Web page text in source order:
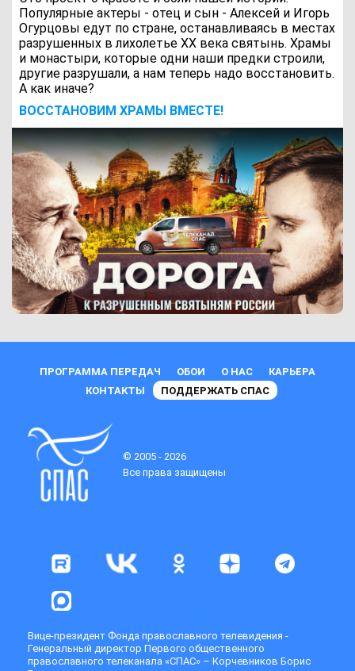
Популярные актеры - отец и сын - Алексей и Игорь
Огурцовы едут по стране, останавливаясь в местах
разрушенных в лихолетье ХХ века святынь. Храмы
и монастыри, которые одни наши предки строили,
другие разрушали, а нам теперь надо восстановить.
А как иначе?
ВОCСТАНОВИМ ХРАМЫ ВМЕСТЕ!
ПРОГРАММА ПЕРЕДАЧ ОБОИ О НАС
КАРЬЕРА
КОНТАКТЫ
ПОДДЕРЖАТЬ СПАС
© 2005 - 2026
Все права защищены
Вице-президент Фонда православного телевидения -
Генеральный директор Первого общественного
православного телеканала «СПАС» – Корчевников Борис